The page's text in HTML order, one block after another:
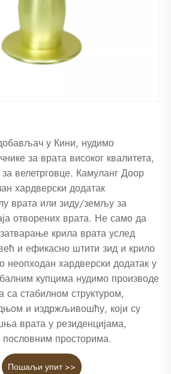
у Кини, нудимо
за врата високог квалитета,
велетрговце. Камуланг Доор
хардверски додатак
врата или зиду/земљу за
отворених врата. Не само да
крила врата услед
и ефикасно штити зид и крило
неопходан хардверски додатак у
купцима нудимо производе
са стабилном структуром,
и издржљивошћу, који су
врата у резиденцијама,
просторима.
Пошаљи упит >>